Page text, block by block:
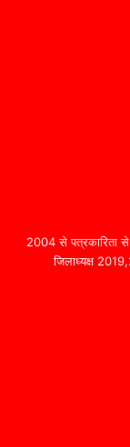
2004 से पत्रकारिता
जिलाध्यक्ष